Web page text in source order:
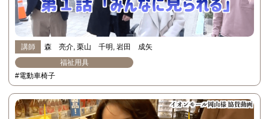
講師 森 亮介 栗山 千明 岩田 成矢
福祉用具
#電動車椅子